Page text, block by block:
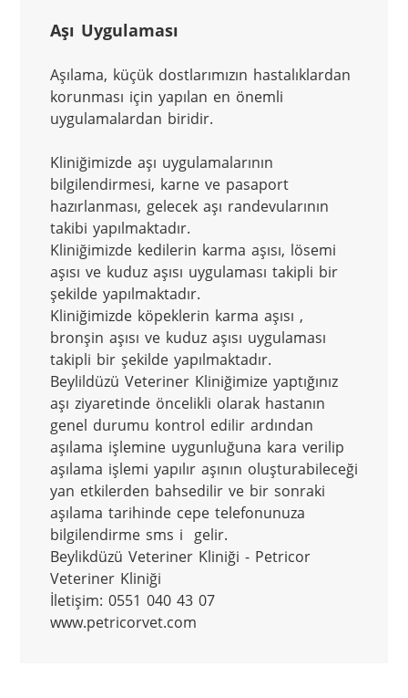
Aşı Uygulaması
Aşılama, küçük dostlarımızın hastalıklardan
korunması için yapılan en önemli
uygulamalardan biridir.
Kliniğimizde aşı uygulamalarının
bilgilendirmesi, karne ve pasaport
hazırlanması, gelecek aşı randevularının
takibi yapılmaktadır.
Kliniğimizde kedilerin karma aşısı, lösemi
aşısı ve kuduz aşısı uygulaması takipli bir
şekilde yapılmaktadır.
Kliniğimizde köpeklerin karma aşısı ,
bronşin aşısı ve kuduz aşısı uygulaması
takipli bir şekilde yapılmaktadır.
Beylildüzü Veteriner Kliniğimize yaptığınız
aşı ziyaretinde öncelikli olarak hastanın
genel durumu kontrol edilir ardından
aşılama işlemine uygunluğuna kara verilip
aşılama işlemi yapılır aşının oluşturabileceği
yan etkilerden bahsedilir ve bir sonraki
aşılama tarihinde cepe telefonunuza
bilgilendirme sms i  gelir.
Beylikdüzü Veteriner Kliniği - Petricor
Veteriner Kliniği
İletişim: 0551 040 43 07
www.petricorvet.com